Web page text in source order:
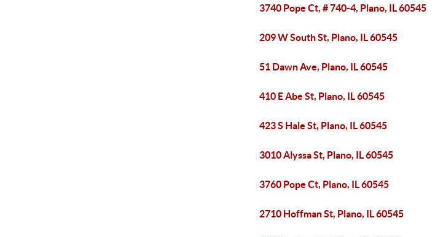
3740 Pope Ct, # 740-4, Plano, IL 60545
209 W South St, Plano, IL 60545
51 Dawn Ave, Plano, IL 60545
410 E Abe St, Plano, IL 60545
423 S Hale St, Plano, IL 60545
3010 Alyssa St, Plano, IL 60545
3760 Pope Ct, Plano, IL 60545
2710 Hoffman St, Plano, IL 60545